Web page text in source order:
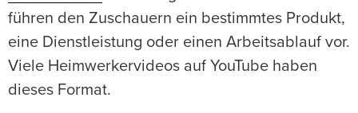
führen den Zuschauern ein bestimmtes Produkt,
eine Dienstleistung oder einen Arbeitsablauf vor.
Viele Heimwerkervideos auf YouTube haben
dieses Format.